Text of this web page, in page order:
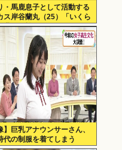
・馬鹿息子として活動する
ス岸谷蘭丸（25）「いくら
我々が払ってるんだと」
】巨乳アナウンサーさん、
代の制服を着てしまう